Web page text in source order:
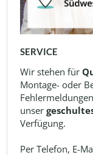
SERVICE
Wir stehen für
Montage- oder
unser
Verfügung.
Per Telefon, E-